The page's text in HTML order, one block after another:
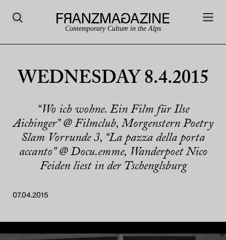
Contemporary Culture in the Alps
WEDNESDAY 8.4.2015
“Wo ich wohne. Ein Film für Ilse
Aichinger” @ Filmclub, Morgenstern Poetry
Slam Vorrunde 3, “La pazza della porta
accanto” @ Docu.emme, Wanderpoet Nico
Feiden liest in der Tschenglsburg
07.04.2015